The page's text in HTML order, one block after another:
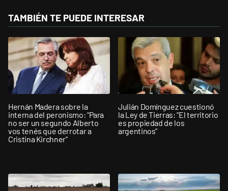
TAMBIÉN TE PUEDE INTERESAR
Hernán Madera sobre la
interna del peronismo: "Para
no ser un segundo Alberto
vos tenés que derrotar a
Cristina Kirchner”
Julián Domínguez cuestionó
la Ley de Tierras: “El territorio
es propiedad de los
argentinos”